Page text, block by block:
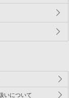
いについて